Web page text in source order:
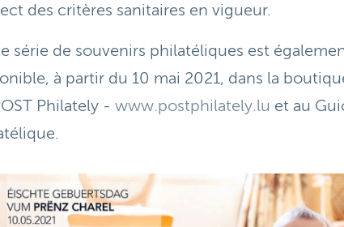
des critères sanitaires en vigueur.
série de souvenirs philatéliques est
à partir du 10 mai 2021, dans la
Philately -www.postphilately.lu et au